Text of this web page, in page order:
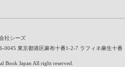
社シーズ
0045 東京都港区麻布十番1-2-7 ラフィネ麻生十番
Book Japan All right reserved.